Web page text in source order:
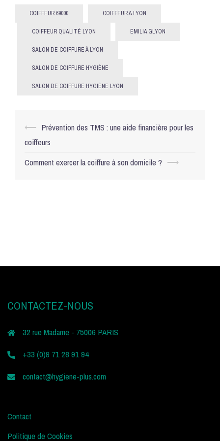
COIFFEUR 69000 COIFFEUR À LYON
COIFFEUR QUALITÉ LYON EMILIA GLYON
SALON DE COIFFURE À LYON
SALON DE COIFFURE HYGIÈNE
SALON DE COIFFURE HYGIÈNE LYON
Navigation
d’article
⟵ Prévention des TMS : une aide financière pour les
coiffeurs
Comment exercer la coiffure à son domicile ? ⟶
CONTACTEZ-NOUS
32 rue Madame - 75006 PARIS
+33 (0)9 71 28 91 94
contact@hygiene-plus.com
Contact
Politique de Cookies